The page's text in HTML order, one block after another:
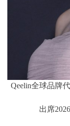
Qeelin全球品牌
出席